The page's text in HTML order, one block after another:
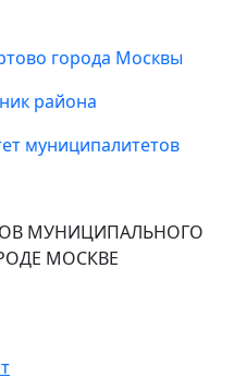
МУНИЦИПАЛЬНОГО
МОСКВЕ